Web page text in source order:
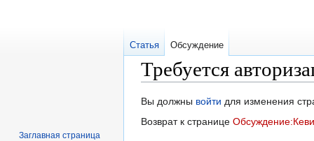
Требуется
Перейти
к
Перейти
к
Вы должны войти для изменения
Возврат к странице
Статья Обсуждение
Заглавная страница